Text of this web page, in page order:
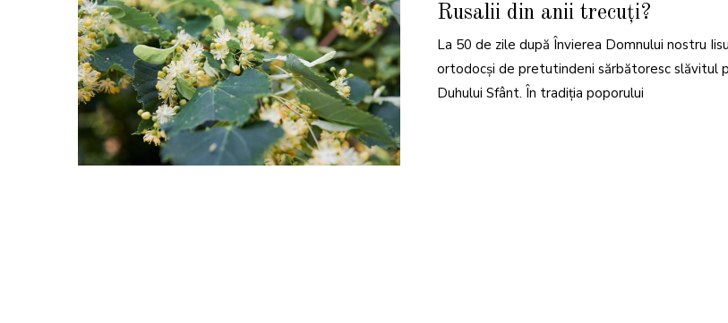
I
E
0
Rusalii din anii trecuți?
La 50 de zile după Învierea Domnului nostru
ortodocși de pretutindeni sărbătoresc slăvitul
Duhului Sfânt. În tradiția poporului